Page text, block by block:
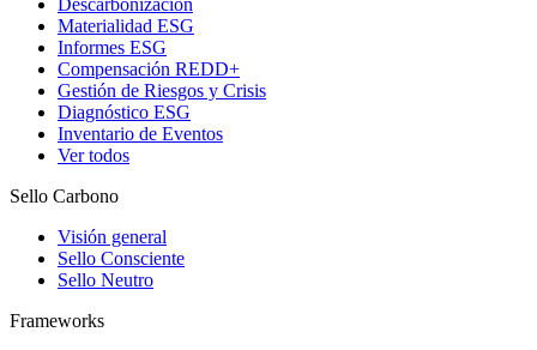
Descarbonización
Materialidad ESG
Informes ESG
Compensación REDD+
Gestión de Riesgos y Crisis
Diagnóstico ESG
Inventario de Eventos
Ver todos
Sello Carbono
Visión general
Sello Consciente
Sello Neutro
Frameworks